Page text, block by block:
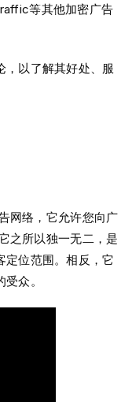
等其他加密广告
，以了解其好处、服
网络，它允许您向广
之所以独一无二，是
定位范围。相反，它
众。